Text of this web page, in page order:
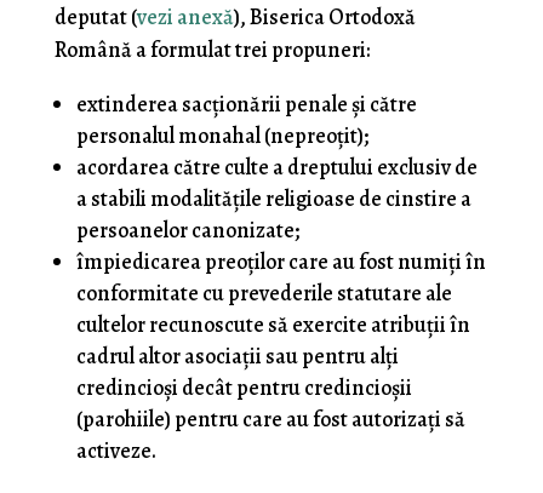
deputat (vezi anexă), Biserica Ortodoxă
Română a formulat trei propuneri:
extinderea sacţionării penale şi către
personalul monahal (nepreoţit);
acordarea către culte a dreptului exclusiv de
a stabili modalităţile religioase de cinstire a
persoanelor canonizate;
împiedicarea preoţilor care au fost numiţi în
conformitate cu prevederile statutare ale
cultelor recunoscute să exercite atribuţii în
cadrul altor asociaţii sau pentru alţi
credincioşi decât pentru credincioşii
(parohiile) pentru care au fost autorizaţi să
activeze.